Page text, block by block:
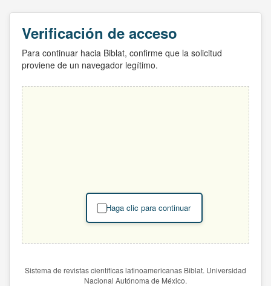
Verificación de acceso
Para continuar hacia Biblat, confirme que la solicitud
proviene de un navegador legítimo.
Haga clic para continuar
Sistema de revistas científicas latinoamericanas Biblat. Universidad
Nacional Autónoma de México.